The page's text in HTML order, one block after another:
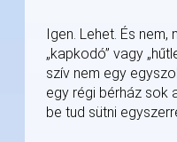
Igen. Lehet. És nem,
„kapkodó” vagy
szív nem egy
egy régi bérház sok
be tud sütni